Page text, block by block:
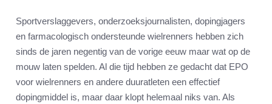
Sportverslaggevers, onderzoeksjournalisten, dopingjagers
en farmacologisch ondersteunde wielrenners hebben zich
sinds de jaren negentig van de vorige eeuw maar wat op de
mouw laten spelden. Al die tijd hebben ze gedacht dat EPO
voor wielrenners en andere duuratleten een effectief
dopingmiddel is, maar daar klopt helemaal niks van. Als